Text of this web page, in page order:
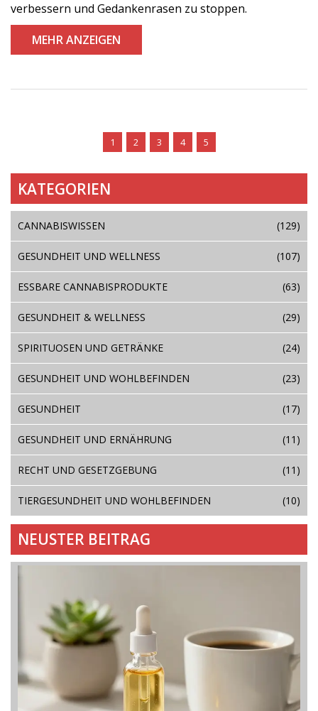
verbessern und Gedankenrasen zu stoppen.
MEHR ANZEIGEN
1 2 3 4 5
KATEGORIEN
CANNABISWISSEN (129)
GESUNDHEIT UND WELLNESS (107)
ESSBARE CANNABISPRODUKTE (63)
GESUNDHEIT & WELLNESS (29)
SPIRITUOSEN UND GETRÄNKE (24)
GESUNDHEIT UND WOHLBEFINDEN (23)
GESUNDHEIT (17)
GESUNDHEIT UND ERNÄHRUNG (11)
RECHT UND GESETZGEBUNG (11)
TIERGESUNDHEIT UND WOHLBEFINDEN (10)
NEUSTER BEITRAG